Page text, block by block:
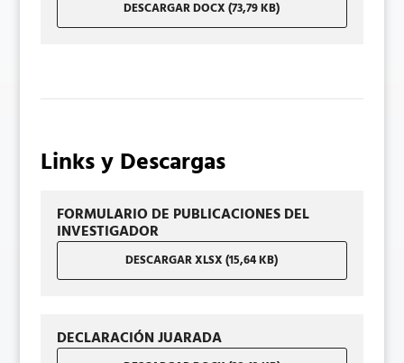
DESCARGAR DOCX (73,79 KB)
Links y Descargas
FORMULARIO DE PUBLICACIONES DEL
INVESTIGADOR
DESCARGAR XLSX (15,64 KB)
DECLARACIÓN JUARADA